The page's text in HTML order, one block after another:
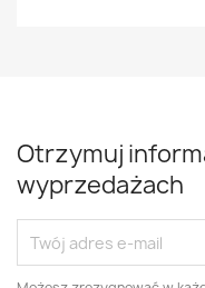
Otrzymuj
wyprzedażach